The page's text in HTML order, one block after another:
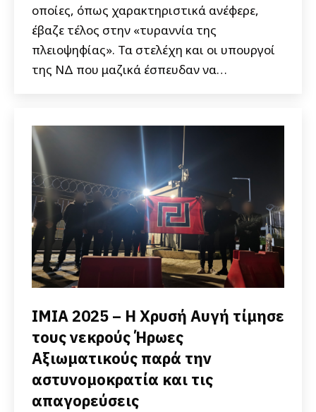
οποίες, όπως χαρακτηριστικά ανέφερε,
έβαζε τέλος στην «τυραννία της
πλειοψηφίας». Τα στελέχη και οι υπουργοί
της ΝΔ που μαζικά έσπευδαν να…
IMIA 2025 – Η Χρυσή Αυγή τίμησε
τους νεκρούς Ήρωες
Αξιωματικούς παρά την
αστυνομοκρατία και τις
απαγορεύσεις